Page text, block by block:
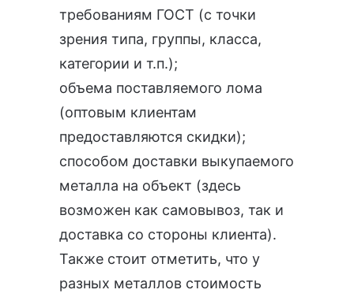
требованиям ГОСТ (с точки
зрения типа, группы, класса,
категории и т.п.);
объема поставляемого лома
(оптовым клиентам
предоставляются скидки);
способом доставки выкупаемого
металла на объект (здесь
возможен как самовывоз, так и
доставка со стороны клиента).
Также стоит отметить, что у
разных металлов стоимость